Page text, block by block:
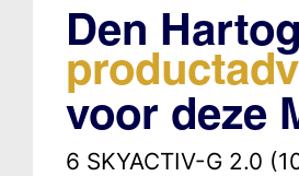
Den Hartog
voor deze
6 SKYACTIV-G 2.0